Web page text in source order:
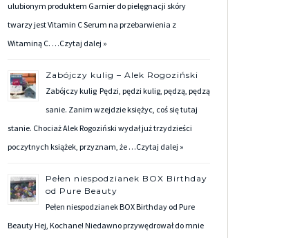
ulubionym produktem Garnier do pielęgnacji skóry
twarzy jest Vitamin C Serum na przebarwienia z
Witaminą C. …Czytaj dalej »
Zabójczy kulig – Alek Rogoziński
Zabójczy kulig Pędzi, pędzi kulig, pędzą, pędzą
sanie. Zanim wzejdzie księżyc, coś się tutaj
stanie. Chociaż Alek Rogoziński wydał już trzydzieści
poczytnych książek, przyznam, że …Czytaj dalej »
Pełen niespodzianek BOX Birthday
od Pure Beauty
Pełen niespodzianek BOX Birthday od Pure
Beauty Hej, Kochane! Niedawno przywędrował do mnie